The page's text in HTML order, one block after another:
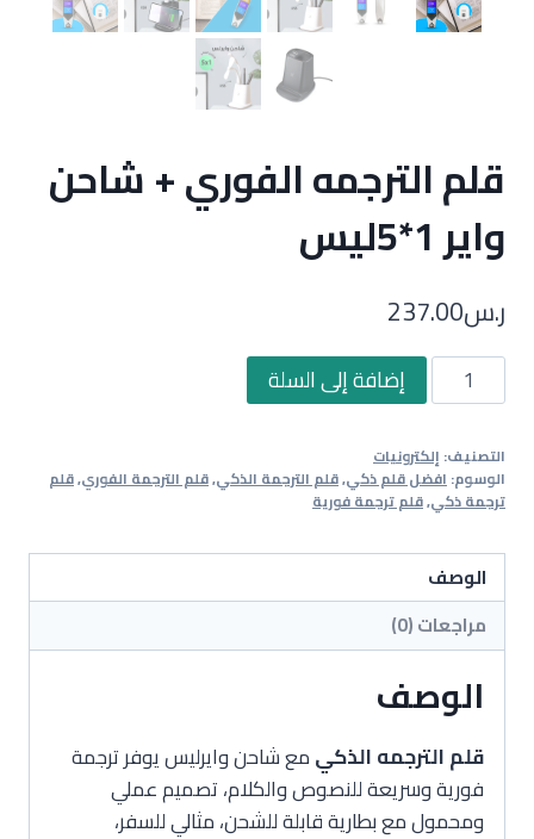
قلم الترجمه الفوري + شاحن
واير 1*5ليس
ر.س237.00
كمية
قلم
الفوري
+
واير
1*5ليس
إضافة إلى السلة
التصنيف: إلكترونيات
الوسوم:افضل قلم ذكي,قلم الترجمة الذكي,قلم الترجمة الفوري,قلم
ترجمة ذكي,قلم ترجمة فورية
الوصف
مراجعات (0)
الوصف
قلم الترجمه الذكيمع شاحن وايرليس يوفر ترجمة
فورية وسريعة للنصوص والكلام، تصميم عملي
ومحمول مع بطارية قابلة للشحن، مثالي للسفر،